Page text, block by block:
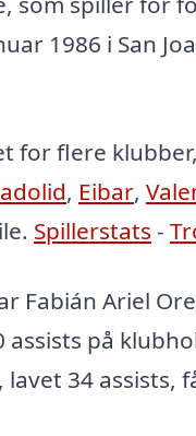
1986 i San
for flere
, Eibar,
Spillerstats -
Fabián Ariel
assists på
34 assists,